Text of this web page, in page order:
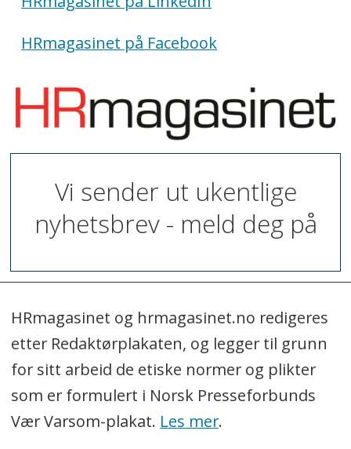
HRmagasinet på Facebook
Vi sender ut ukentlige
nyhetsbrev - meld deg på
HRmagasinet og hrmagasinet.no redigeres
etter Redaktørplakaten, og legger til grunn
for sitt arbeid de etiske normer og plikter
som er formulert i Norsk Presseforbunds
Vær Varsom-plakat. Les mer.